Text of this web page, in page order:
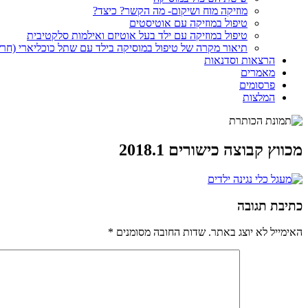
מוזיקה מוח ושיקום- מה הקשר? כיצד?
טיפול במוזיקה עם אוטיסטים
טיפול במוזיקה עם ילד בעל אוטיזם ואילמות סלקטיבית
תיאור מקרה של טיפול במוסיקה בילד עם שתל כוכליארי
הרצאות וסדנאות
מאמרים
פרסומים
המלצות
מכווץ קבוצה כישורים 2018.1
כתיבת תגובה
האימייל לא יוצג באתר. שדות החובה מסומנים *